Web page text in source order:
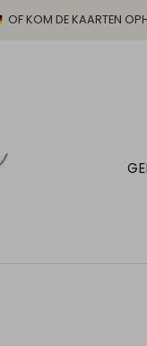
OF KOM DE KAARTEN